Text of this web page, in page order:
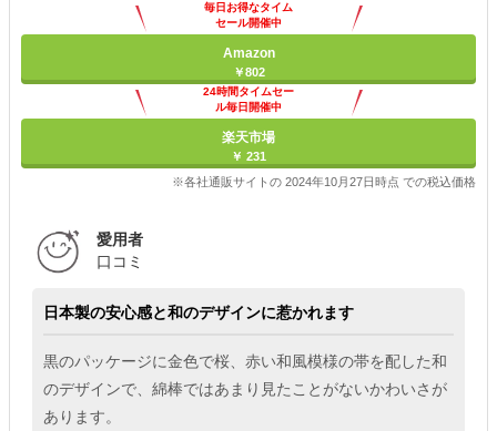
毎日お得なタイム
セール開催中
Amazon
￥802
24時間タイムセー
ル毎日開催中
楽天市場
￥ 231
※各社通販サイトの 2024年10月27日時点 での税込価格
愛用者
口コミ
日本製の安心感と和のデザインに惹かれます
黒のパッケージに金色で桜、赤い和風模様の帯を配した和
のデザインで、綿棒ではあまり見たことがないかわいさが
あります。